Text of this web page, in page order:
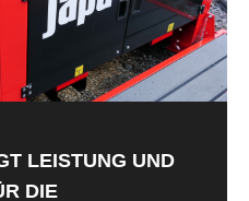
LEISTUNG UND
DIE